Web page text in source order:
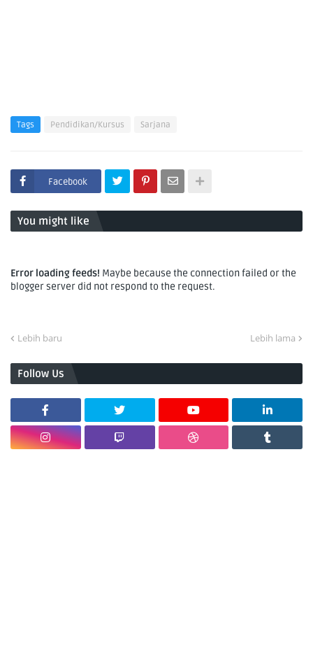
Tags Pendidikan/Kursus Sarjana
Facebook
You might like
Error loading feeds! Maybe because the connection failed or the
blogger server did not respond to the request.
Lebih baru Lebih lama
Follow Us